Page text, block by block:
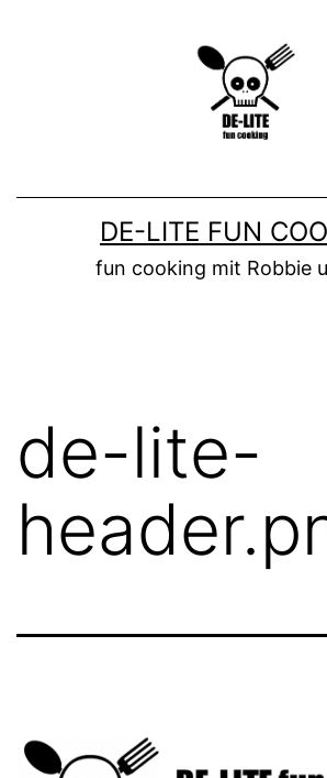
DE-LITE FUN
fun cooking mit Robbie
de-lite-